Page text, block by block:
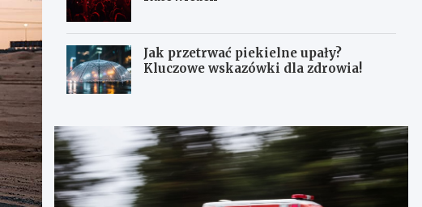
Jak przetrwać piekielne upały?
Kluczowe wskazówki dla zdrowia!